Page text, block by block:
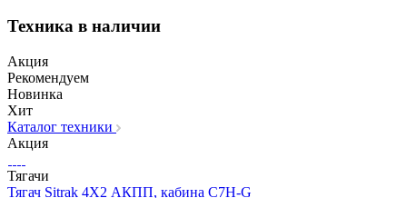
Техника в наличии
Акция
Рекомендуем
Новинка
Хит
Каталог техники
Акция
Тягачи
Тягач Sitrak 4X2 АКПП, кабина C7H-G